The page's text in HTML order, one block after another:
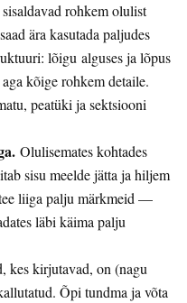
rohkem olulist
ära kasutada paljudes
lõigu alguses ja lõpus
kõige rohkem detaile.
peatüki ja sektsiooni
Olulisemates kohtades
sisu meelde jätta ja hiljem
liiga palju märkmeid —
läbi käima palju
kes kirjutavad, on (nagu
Õpi tundma ja võta